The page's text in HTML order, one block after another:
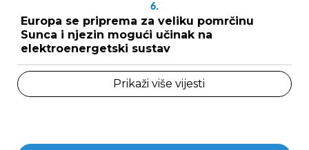
6.
Europa se priprema za veliku pomrčinu
Sunca i njezin mogući učinak na
elektroenergetski sustav
Prikaži više vijesti